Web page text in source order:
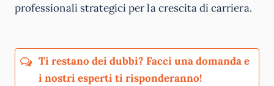
professionali strategici per la crescita di carriera.